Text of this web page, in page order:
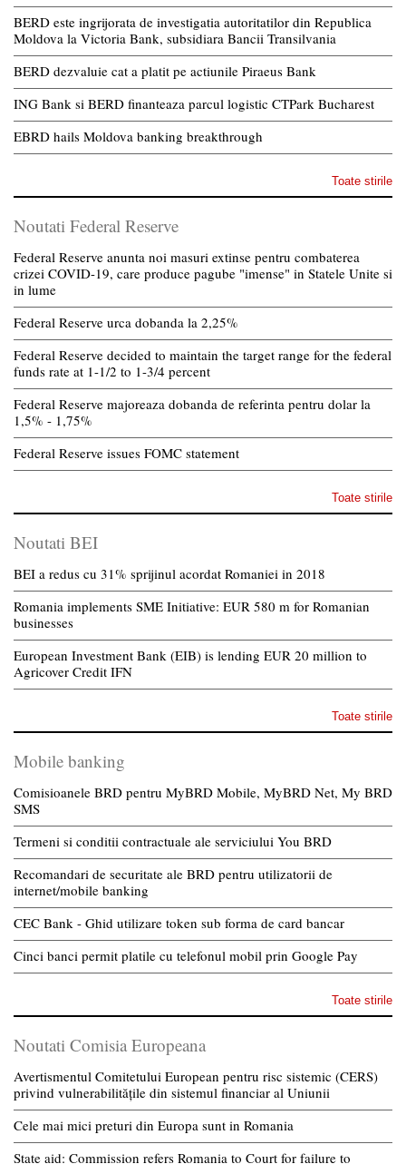
BERD este ingrijorata de investigatia autoritatilor din Republica
Moldova la Victoria Bank, subsidiara Bancii Transilvania
BERD dezvaluie cat a platit pe actiunile Piraeus Bank
ING Bank si BERD finanteaza parcul logistic CTPark Bucharest
EBRD hails Moldova banking breakthrough
Toate stirile
Noutati Federal Reserve
Federal Reserve anunta noi masuri extinse pentru combaterea
crizei COVID-19, care produce pagube "imense" in Statele Unite si
in lume
Federal Reserve urca dobanda la 2,25%
Federal Reserve decided to maintain the target range for the federal
funds rate at 1-1/2 to 1-3/4 percent
Federal Reserve majoreaza dobanda de referinta pentru dolar la
1,5% - 1,75%
Federal Reserve issues FOMC statement
Toate stirile
Noutati BEI
BEI a redus cu 31% sprijinul acordat Romaniei in 2018
Romania implements SME Initiative: EUR 580 m for Romanian
businesses
European Investment Bank (EIB) is lending EUR 20 million to
Agricover Credit IFN
Toate stirile
Mobile banking
Comisioanele BRD pentru MyBRD Mobile, MyBRD Net, My BRD
SMS
Termeni si conditii contractuale ale serviciului You BRD
Recomandari de securitate ale BRD pentru utilizatorii de
internet/mobile banking
CEC Bank - Ghid utilizare token sub forma de card bancar
Cinci banci permit platile cu telefonul mobil prin Google Pay
Toate stirile
Noutati Comisia Europeana
Avertismentul Comitetului European pentru risc sistemic (CERS)
privind vulnerabilitățile din sistemul financiar al Uniunii
Cele mai mici preturi din Europa sunt in Romania
State aid: Commission refers Romania to Court for failure to